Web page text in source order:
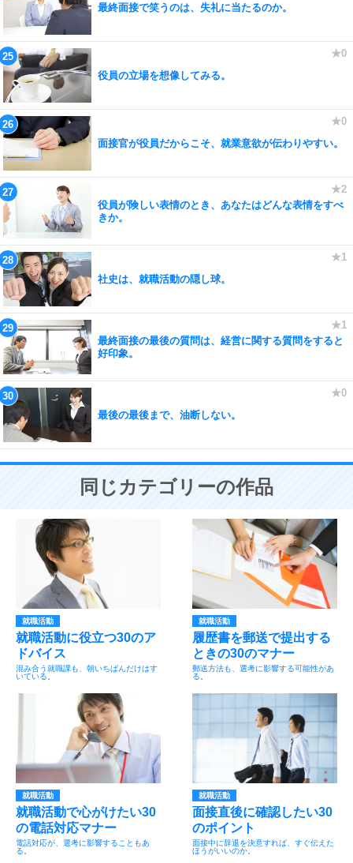
最終面接で笑うのは、失礼に当たるのか。
役員の立場を想像してみる。
面接官が役員だからこそ、就業意欲が伝わりやすい。
役員が険しい表情のとき、あなたはどんな表情をすべ
きか。
社史は、就職活動の隠し球。
最終面接の最後の質問は、経営に関する質問をすると
好印象。
最後の最後まで、油断しない。
同じカテゴリーの作品
就職活動
就職活動に役立つ30のア
ドバイス
混み合う就職課も、朝いちばんだけはす
いている。
就職活動
履歴書を郵送で提出する
ときの30のマナー
郵送方法も、選考に影響する可能性があ
る。
就職活動
就職活動で心がけたい30
の電話対応マナー
電話対応が、選考に影響することもあ
る。
就職活動
面接直後に確認したい30
のポイント
面接中に辞退を決意すれば、すぐ伝えた
ほうがいいのか。